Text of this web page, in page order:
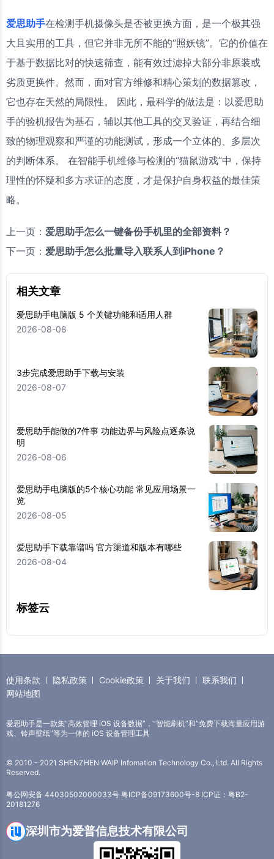
爱思助手在检测手机摄像头是否被更换方面，是一个极其强
大且实用的工具，但它并非无所不能的“照妖镜”。它的价值在
于基于数据比对的快速筛查，能有效过滤掉大部分非原装或
劣质更换件。然而，面对官方维修和精心策划的数据篡改，
它也存在天然的局限性。 因此，最科学的做法是：以爱思助
手的验机报告为基石，辅以其他工具的交叉验证，再结合细
致的物理观察和严谨的功能测试，形成一个立体的、多层次
的判断体系。 在智能手机维修与检测的“猫鼠游戏”中，保持
理性的怀疑和多方求证的态度，才是保护自身权益的最佳策
略。
上一页： 爱思助手怎么一键备份手机里的全部资料？
下一页： 爱思助手怎么批量导入联系人到iPhone？
相关文章
爱思助手电脑版 5 个关键功能和适用人群
2026-08-08
3步完成爱思助手下载与安装
2026-08-07
爱思助手能做的7件事 功能边界与风险点逐条说
明
2026-08-06
爱思助手电脑版的5个核心功能 常见应用场景一
览
2026-08-05
爱思助手下载靠谱吗 官方渠道和版本有哪些
2026-08-04
标签云
使用条款 隐私政策 Cookie政策 关于我们
联系我们
网站地图
爱思助手是一款集“高效管理 iOS 设备数据”，“智能刷机”和“免费下载海量应用游
戏、铃声壁纸”等为一体的 iOS 设备管理工具
© 2010 - 2021 SHENZHEN WAIP Infomation Technology Co., Ltd. All Rights
Reserved.
粤公网安备 44030502000033号 粤ICP备09173600号-8 ICP证：粤B2-
20181276
深圳市为爱普信息技术有限公司